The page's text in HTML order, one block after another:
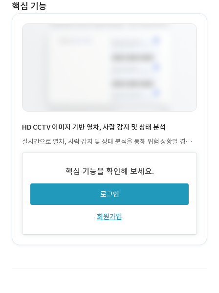
핵심 기능
HD CCTV 이미지 기반 열차, 사람 감지 및 상태 분석
실시간으로 열차, 사람 감지 및 상태 분석을 통해 위험 상황일 경우
관리자에게 빠른 알람 전달
핵심 기능을 확인해 보세요.
로그인
회원가입